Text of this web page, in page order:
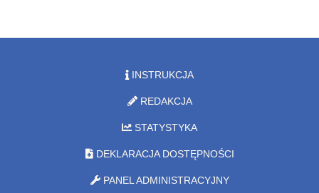
INSTRUKCJA
REDAKCJA
STATYSTYKA
DEKLARACJA DOSTĘPNOŚCI
PANEL ADMINISTRACYJNY